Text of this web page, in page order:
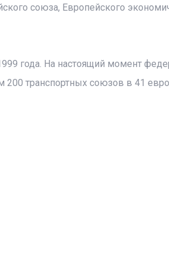
союза, Европейского
года. На настоящий момент
200 транспортных союзов в 41